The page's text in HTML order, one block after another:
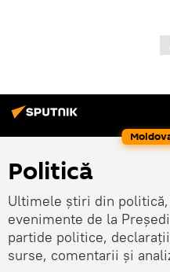
Politică
Ultimele știri din
evenimente de la
partide politice,
surse, comentarii și